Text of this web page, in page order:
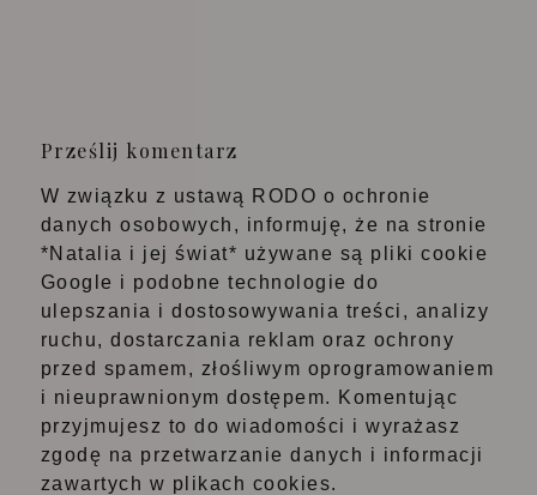
Prześlij komentarz
W związku z ustawą RODO o ochronie
danych osobowych, informuję, że na stronie
*Natalia i jej świat* używane są pliki cookie
Google i podobne technologie do
ulepszania i dostosowywania treści, analizy
ruchu, dostarczania reklam oraz ochrony
przed spamem, złośliwym oprogramowaniem
i nieuprawnionym dostępem. Komentując
przyjmujesz to do wiadomości i wyrażasz
zgodę na przetwarzanie danych i informacji
zawartych w plikach cookies.